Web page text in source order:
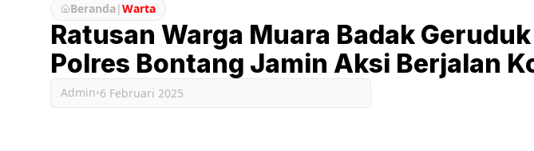
Beranda|Warta
Ratusan Warga Muara Badak Geruduk
Polres Bontang Jamin Aksi Berjalan
Admin•6 Februari 2025